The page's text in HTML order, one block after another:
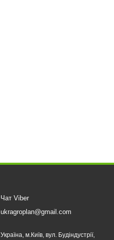
Чат Viber
ukragroplan@gmail.com
Україна, м.Київ, вул. Будіндустрії,